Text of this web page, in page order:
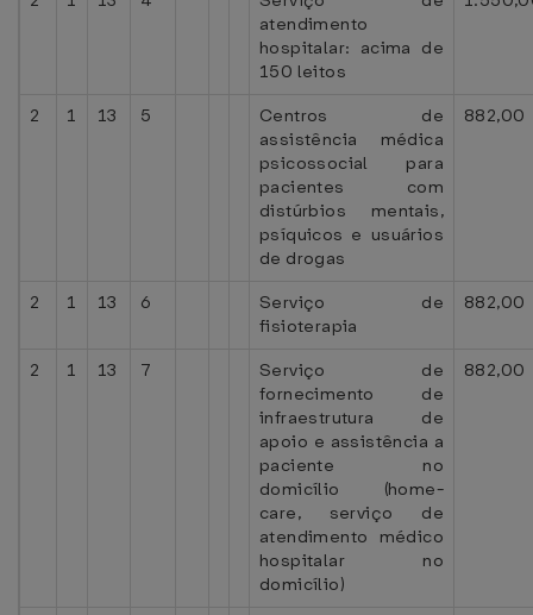
atendimento
hospitalar: acima de
150 leitos
2 1 13 5
Centros de
assistência médica
psicossocial para
pacientes com
distúrbios mentais,
psíquicos e usuários
de drogas
882,00
2 1 13 6
Serviço de
fisioterapia
882,00
2 1 13 7
Serviço de
fornecimento de
infraestrutura de
apoio e assistência a
paciente no
domicílio (home-
care, serviço de
atendimento médico
hospitalar no
domicílio)
882,00